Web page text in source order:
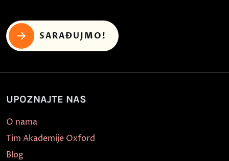
SARAĐUJMO!
UPOZNAJTE NAS
O nama
Tim Akademije Oxford
Blog